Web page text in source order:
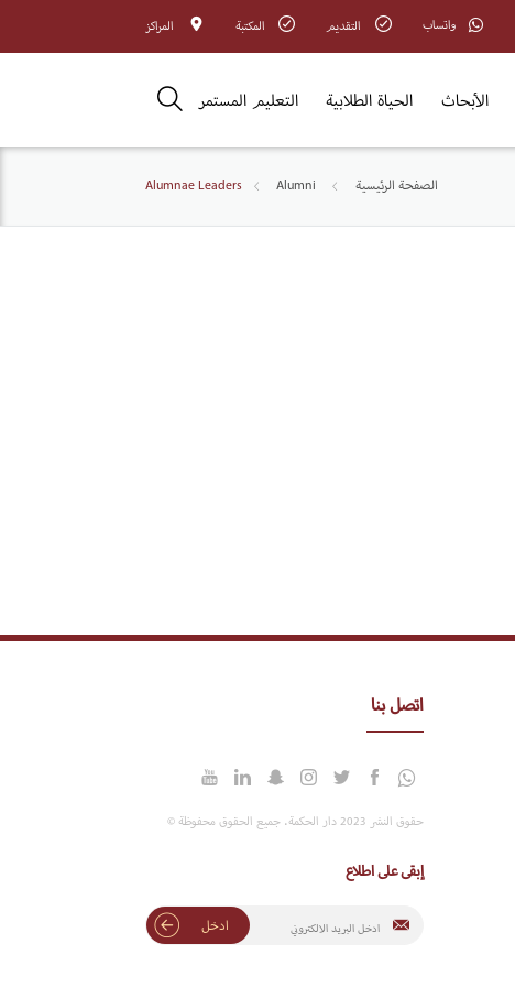
واتساب التقديم المكتبة المراكز
الأبحاث الحياة الطلابية التعليم المستمر
الصفحة الرئيسية Alumni
Alumnae Leaders
اتصل بنا
حقوق النشر 2023 دار الحكمة. جميع الحقوق محفوظة ©
إبقى على اطلاع
ادخل